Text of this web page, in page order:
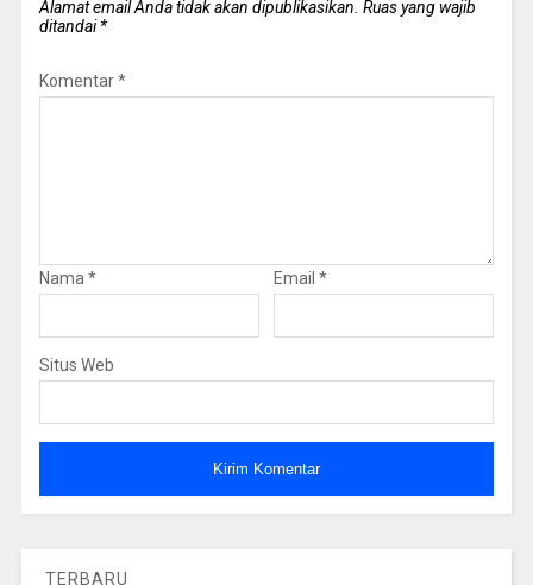
Alamat email Anda tidak akan dipublikasikan. Ruas yang wajib
ditandai*
Komentar*
Nama* Email *
Situs Web
TERBARU